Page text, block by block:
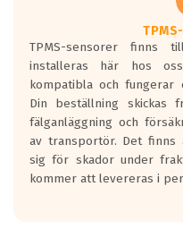
Ett däck med två svarta
godkända för år 2016
Ett däck med en svart
minst tre decibel tystare
regelverk som börjar
TPMS-sensorer finns
installeras här hos
kompatibla och fungerar
Din beställning skickas
fälganläggning och
av transportör. Det finns
sig för skador under
kommer att levereras i